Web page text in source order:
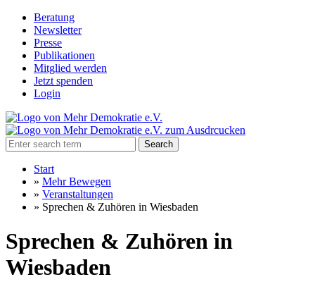
Beratung
Newsletter
Presse
Publikationen
Mitglied werden
Jetzt spenden
Login
Search
Start
» Mehr Bewegen
» Veranstaltungen
» Sprechen & Zuhören in Wiesbaden
Sprechen & Zuhören in
Wiesbaden